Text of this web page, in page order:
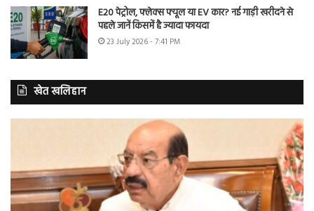
E20 पेट्रोल, फ्लेक्स फ्यूल या EV कार? नई गाड़ी खरीदने से
पहले जानें किसमें है ज्यादा फायदा
23 July 2026 - 7:41 PM
खेत खलिहान